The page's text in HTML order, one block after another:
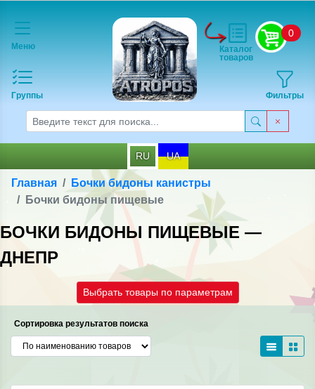
Меню
Группы
0
Фильтры
Каталог
товаров
RU UA
Главная
Бочки бидоны канистры
Бочки бидоны пищевые
БОЧКИ БИДОНЫ ПИЩЕВЫЕ —
ДНЕПР
Выбрать товары по параметрам
Сортировка результатов поиска